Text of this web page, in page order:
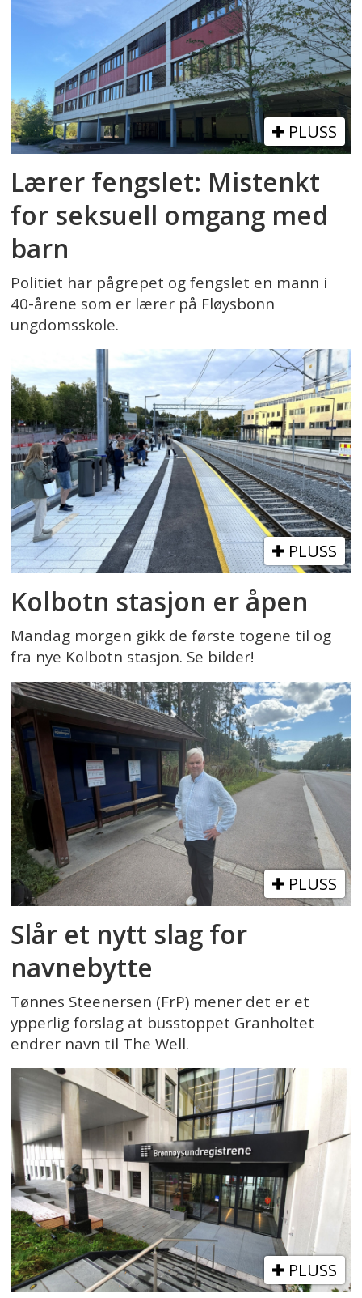
PLUSS
Lærer fengslet: Mistenkt
for seksuell omgang med
barn
Politiet har pågrepet og fengslet en mann i
40-årene som er lærer på Fløysbonn
ungdomsskole.
PLUSS
Kolbotn stasjon er åpen
Mandag morgen gikk de første togene til og
fra nye Kolbotn stasjon. Se bilder!
PLUSS
Slår et nytt slag for
navnebytte
Tønnes Steenersen (FrP) mener det er et
ypperlig forslag at busstoppet Granholtet
endrer navn til The Well.
PLUSS